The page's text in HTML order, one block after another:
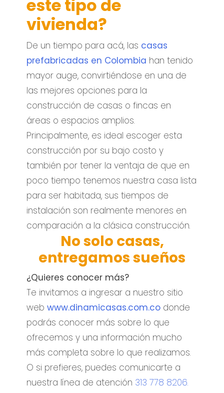
este tipo de
vivienda?
De un tiempo para acá, las casas
prefabricadas en Colombia han tenido
mayor auge, convirtiéndose en una de
las mejores opciones para la
construcción de casas o fincas en
áreas o espacios amplios.
Principalmente, es ideal escoger esta
construcción por su bajo costo y
también por tener la ventaja de que en
poco tiempo tenemos nuestra casa lista
para ser habitada, sus tiempos de
instalación son realmente menores en
comparación a la clásica construcción.
No solo casas,
entregamos sueños
¿Quieres conocer más?
Te invitamos a ingresar a nuestro sitio
web www.dinamicasas.com.co donde
podrás conocer más sobre lo que
ofrecemos y una información mucho
más completa sobre lo que realizamos.
O si prefieres, puedes comunicarte a
nuestra línea de atención 313 778 8206.